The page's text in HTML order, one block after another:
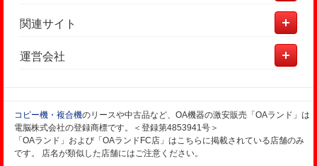
関連サイト
運営会社
コピー機・複合機のリースや中古品など、OA機器の激安販売「OAランド」は
電脳株式会社の登録商標です。＜登録第4853941号＞
「OAランド」および「OAランドFC店」はこちらに掲載されている店舗のみ
です。 店名が類似した店舗にはご注意ください。